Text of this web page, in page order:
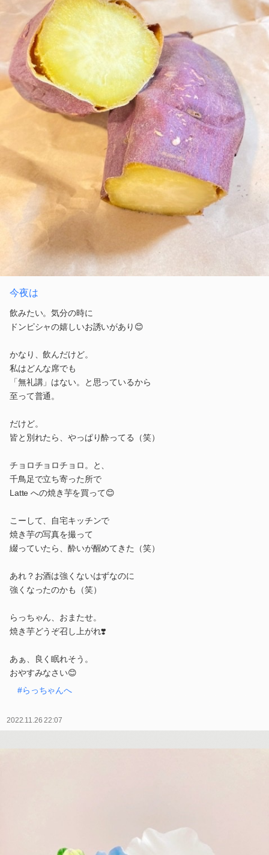
今夜は
飲みたい。気分の時に
ドンピシャの嬉しいお誘いがあり😊
かなり、飲んだけど。
私はどんな席でも
「無礼講」はない。と思っているから
至って普通。
だけど。
皆と別れたら、やっぱり酔ってる（笑）
チョロチョロチョロ。と、
千鳥足で立ち寄った所で
Latte への焼き芋を買って😊
こーして、自宅キッチンで
焼き芋の写真を撮って
綴っていたら、酔いが醒めてきた（笑）
あれ？お酒は強くないはずなのに
強くなったのかも（笑）
らっちゃん、おまたせ。
焼き芋どうぞ召し上がれ❣️
あぁ、良く眠れそう。
おやすみなさい😊
#らっちゃんへ
2022.11.26 22:07